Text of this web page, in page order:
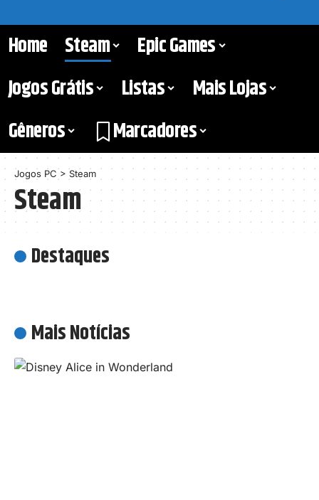
Home Steam
Epic Games
Jogos Grátis
Listas
Mais Lojas
Gêneros
Marcadores
Jogos PC > Steam
Steam
Destaques
Mais Notícias